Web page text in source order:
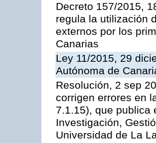
Decreto 157/2015,
regula la utilización
externos por los
Canarias
Ley 11/2015, 29
Autónoma de
Resolución, 2 sep
corrigen errores en
7.1.15), que publica
Investigación,
Universidad de La